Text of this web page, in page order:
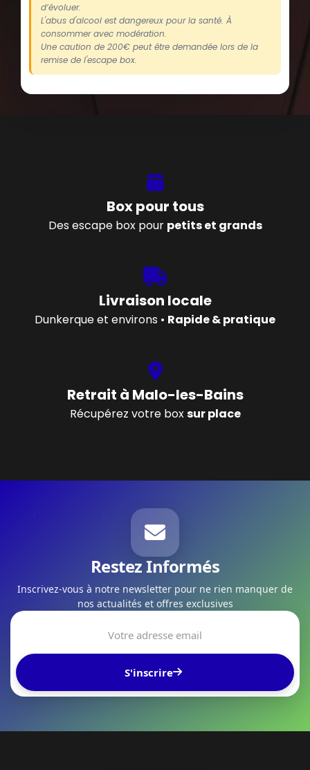
d’évoluer.
L'abus d'alcool est dangereux pour la santé. À
consommer avec modération.
Une caution de 200€ peut être demandée lors de la
remise de l'escape box.
Box pour tous
Des escape box pour petits et grands
Livraison locale
Dunkerque et environs • Rapide & pratique
Retrait à Malo-les-Bains
Récupérez votre boxsur place
Restez Informés
Inscrivez-vous à notre newsletter pour ne rien manquer de
nos actualités et offres exclusives
S'inscrire